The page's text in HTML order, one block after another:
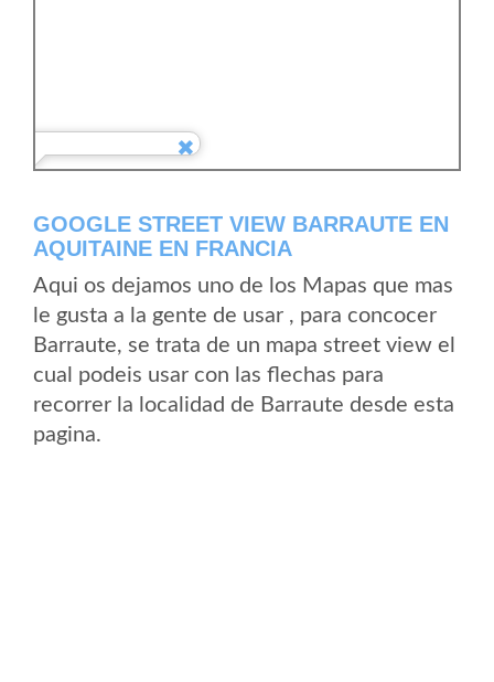
GOOGLE STREET VIEW BARRAUTE EN
AQUITAINE EN FRANCIA
Aqui os dejamos uno de los Mapas que mas
le gusta a la gente de usar , para concocer
Barraute, se trata de un mapa street view el
cual podeis usar con las flechas para
recorrer la localidad de Barraute desde esta
pagina.